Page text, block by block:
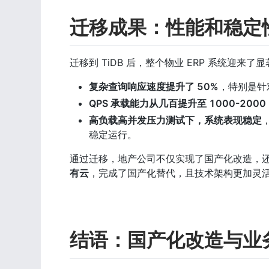
迁移成果：性能和稳定
迁移到 TiDB 后，整个物业 ERP 系统迎来了显
复杂查询响应速度提升了 50% ，特别是
QPS 承载能力从几百提升至 1000-2000
高负载高并发压力测试下，系统表现稳定
稳定运行。
通过迁移，地产公司不仅实现了国产化改造，
有云 ，完成了国产化替代，且技术架构更加灵
结语：国产化改造与业